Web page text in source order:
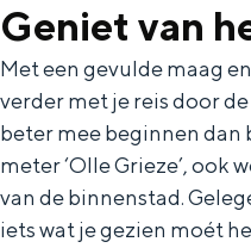
De
van tijd
een
Geniet van
Met een gevulde maag
verder met je reis door
beter mee beginnen dan
meter ‘Olle Grieze’, ook
van de binnenstad.
iets wat je gezien moét